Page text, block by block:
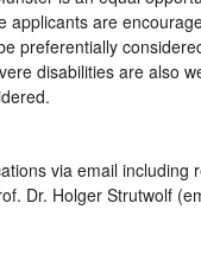
applicants are
preferentially
disabilities are also
via email
Dr. Holger Strutwolf